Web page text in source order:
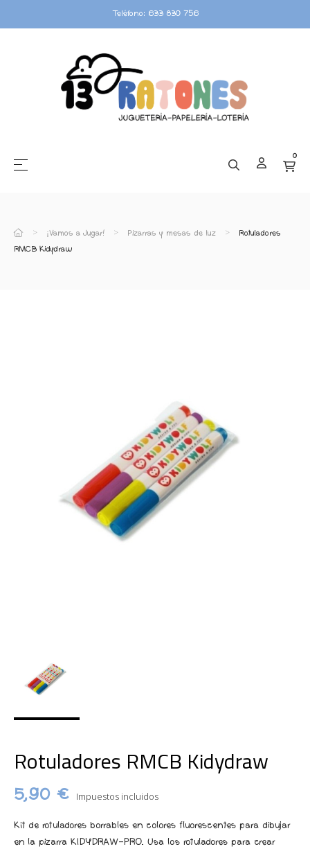
Teléfono: 633 830 756
Navegación de palanca
☰ 0
¡Vamos a Jugar! Pizarras y mesas de luz
Rotuladores
RMCB Kidydraw
Rotuladores RMCB Kidydraw
5,90 € Impuestos incluidos
Kit de rotuladores borrables en colores fluorescentes para dibujar
en la pizarra KIDYDRAW-PRO. Usa los rotuladores para crear